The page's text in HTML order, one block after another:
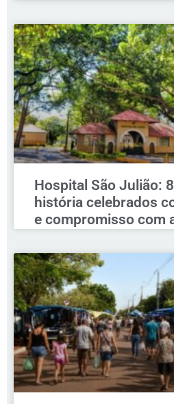
Hospital São Julião:
história celebrados
e compromisso com